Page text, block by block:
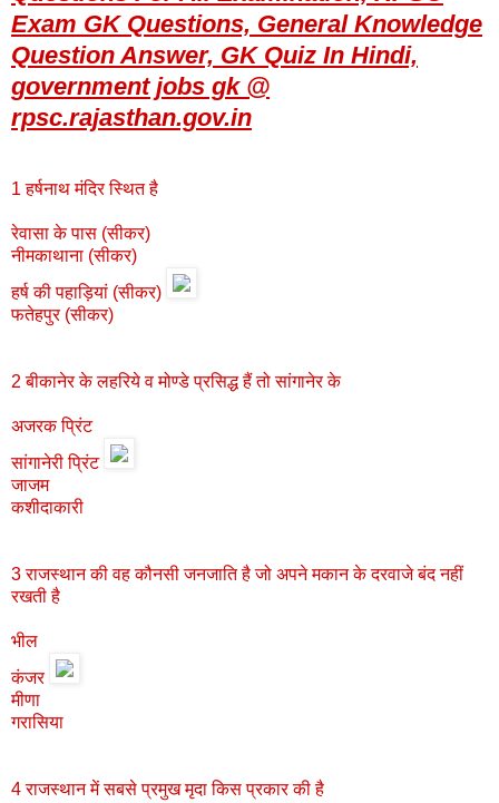
Exam GK Questions, General Knowledge
Question Answer, GK Quiz In Hindi,
government jobs gk @
rpsc.rajasthan.gov.in
1 हर्षनाथ मंदिर स्थित है
रेवासा के पास (सीकर)
नीमकाथाना (सीकर)
हर्ष की पहाड़ियां (सीकर)
फतेहपुर (सीकर)
2 बीकानेर के लहरिये व मोण्डे प्रसिद्ध हैं तो सांगानेर के
अजरक प्रिंट
सांगानेरी प्रिंट
जाजम
कशीदाकारी
3 राजस्थान की वह कौनसी जनजाति है जो अपने मकान के दरवाजे बंद नहीं
रखती है
भील
कंजर
मीणा
गरासिया
4 राजस्थान में सबसे प्रमुख मृदा किस प्रकार की है